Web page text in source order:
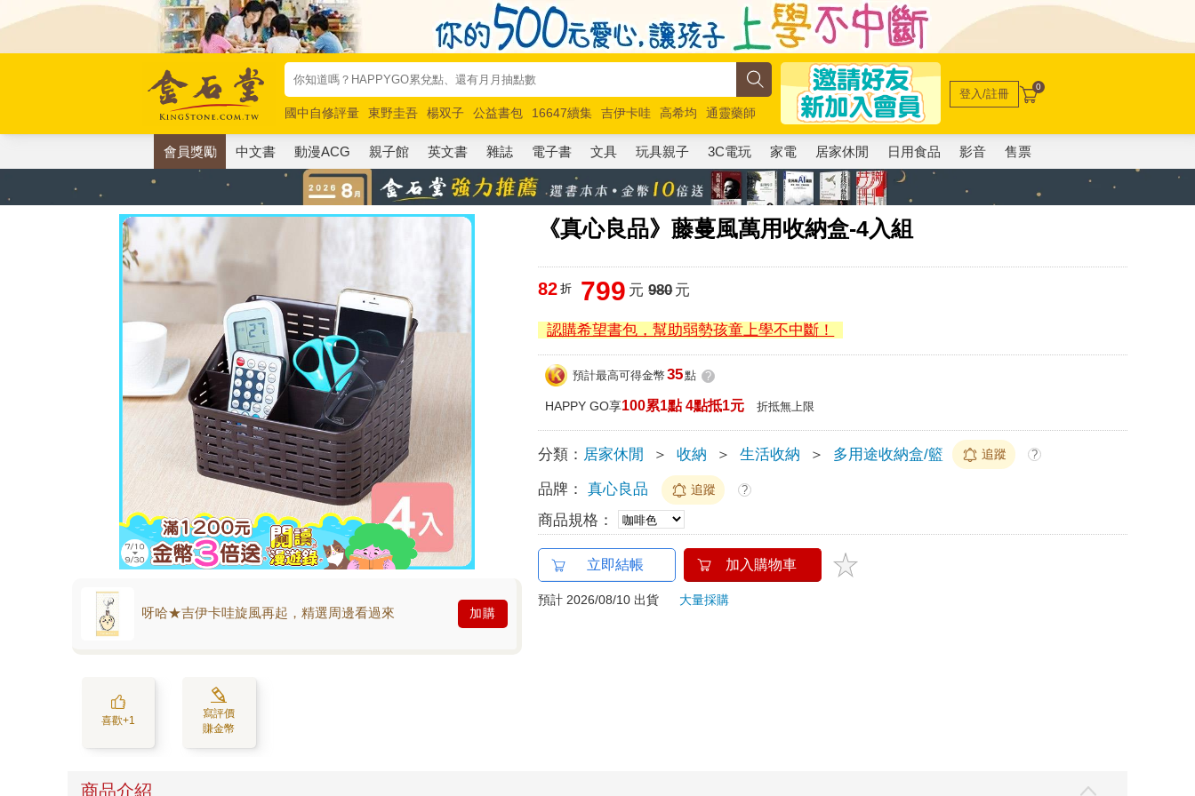
國中自修評量 東野圭吾 楊双子 公益書包 16647續集 吉伊卡哇 高希均
通靈藥師
唯紅花綻放
奧德賽 路邊攤新作 馬斯克 玩具總動員5 超慢跑
登入/註冊 0
會員獎勵 中文書 動漫ACG 親子館 英文書 雜誌 電子書 文具 玩具親子 3C電玩 家電 居家休閒 日用食品 影音 售票
《真心良品》藤蔓風萬用收納盒-4入組
呀哈★吉伊卡哇旋風再起，精選周邊看過來 加購
喜歡+1
寫評價
賺金幣
82 折 799 元 980元
認購希望書包，幫助弱勢孩童上學不中斷！
預計最高可得金幣 35點 ?
HAPPY GO享100累1點 4點抵1元 折抵無上限
分類： 居家休閒 ＞ 收納 ＞ 生活收納 ＞ 多用途收納盒/籃 追蹤 ?
品牌： 真心良品 追蹤 ?
商品規格：
立即結帳 加入購物車
預計 2026/08/10 出貨 大量採購
商品介紹